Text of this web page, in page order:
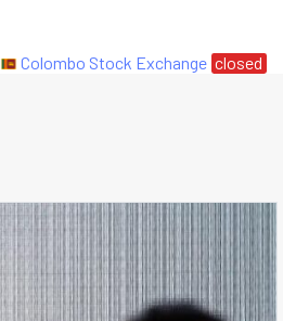
Colombo Stock Exchange closed